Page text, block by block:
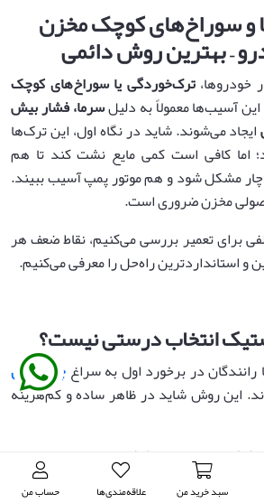
سبد خرید من علاقه‌مندی‌ها حساب من
و سوراخ‌های کوچک مخزن
– بهترین روش دائمی
خودروها،ترک‌خوردگی یا سوراخ‌های کوچک
آسیب‌ها معمولاً به دلیلسرما، فشار بیش
ایجاد می‌شوند. شاید در نگاه اول، این ترک‌ها
اما کافی است کمی مایع نشت کند تا هم
مشکل شود و هم موتور پمپ آسیب ببیند.
اصولی مخزن ضروری است.
برای تعمیر بررسی می‌کنیم، نقاط ضعف هر
و استانداردترین راه‌حل را معرفی می‌کنیم.
انتخاب درستی نیست؟
رانندگان در برخورد اول به سراغچسب‌های
این روش شاید در ظاهر ساده و کم‌هزینه
داخل مخزنمقاومت کافی ندارد.
مداوم با
آب و شوینده‌های شیشه‌شور